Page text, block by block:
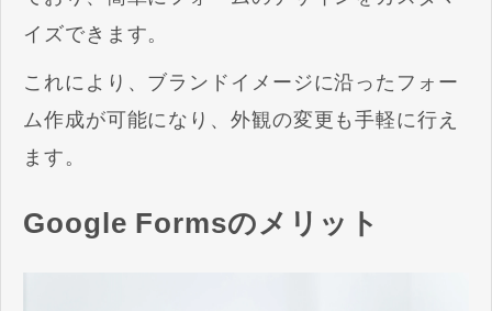
イズできます。
これにより、ブランドイメージに沿ったフォー
ム作成が可能になり、外観の変更も手軽に行え
ます。
Google Formsのメリット